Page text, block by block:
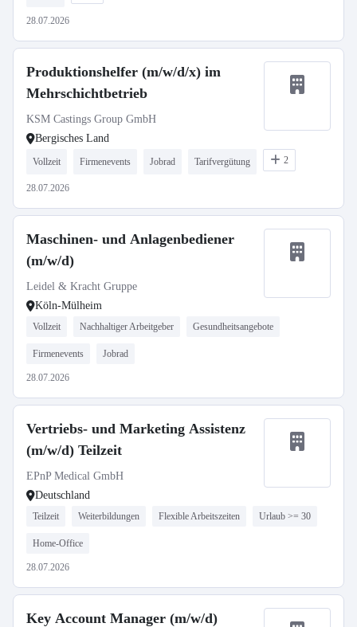
28.07.2026
Produktionshelfer (m/w/d/x) im
Mehrschichtbetrieb
KSM Castings Group GmbH
Bergisches Land
Vollzeit Firmenevents Jobrad Tarifvergütung 2
28.07.2026
Maschinen- und Anlagenbediener
(m/w/d)
Leidel & Kracht Gruppe
Köln-Mülheim
Vollzeit Nachhaltiger Arbeitgeber Gesundheitsangebote
Firmenevents Jobrad
28.07.2026
Vertriebs- und Marketing Assistenz
(m/w/d) Teilzeit
EPnP Medical GmbH
Deutschland
Teilzeit Weiterbildungen Flexible Arbeitszeiten Urlaub >= 30
Home-Office
28.07.2026
Key Account Manager (m/w/d)